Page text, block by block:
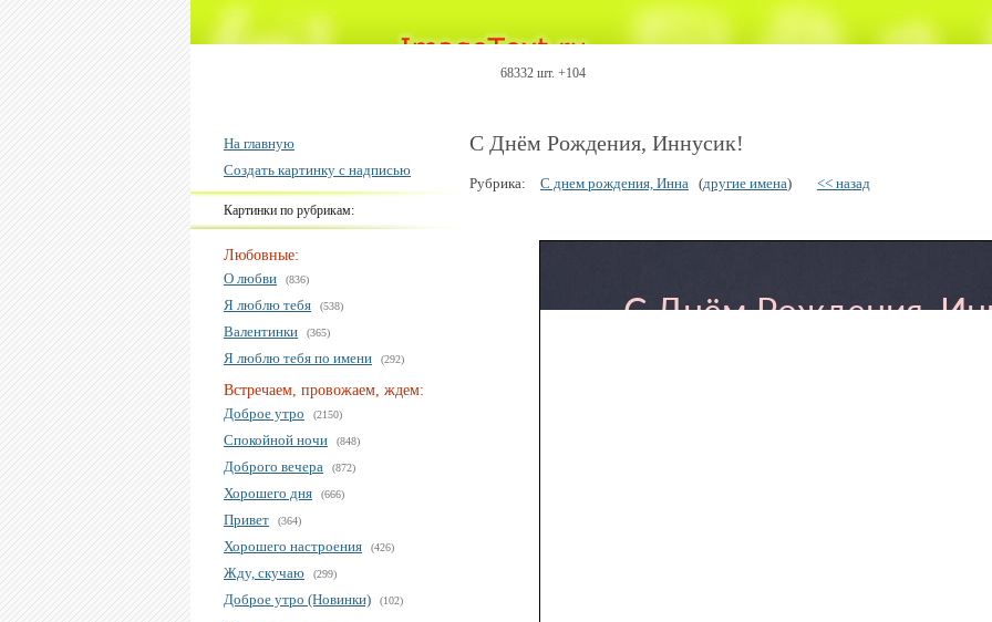
68332 шт. +104
На главную
Создать картинку с надписью
Картинки по рубрикам:
Любовные:
О любви
(836)
Я люблю тебя (538)
Валентинки (365)
Я люблю тебя по имени (292)
Встречаем, провожаем, ждем:
Доброе утро
(2150)
Спокойной ночи (848)
Доброго вечера (872)
Хорошего дня (666)
Привет (364)
Хорошего настроения (426)
Жду, скучаю (299)
Доброе утро (Новинки) (102)
С Днём Рождения, Иннусик!
Рубрика: С днем рождения, Инна (другие имена) << назад